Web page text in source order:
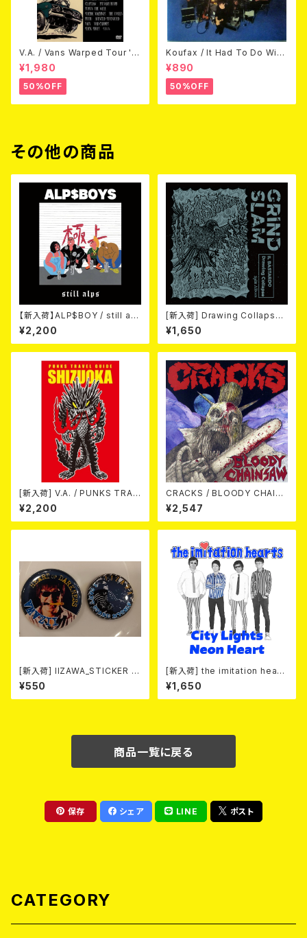
V.A. / Vans Warped Tour '0
3 (DVD)
¥1,980
50%OFF
Koufax / It Had To Do With
Love (CD)
¥890
50%OFF
その他の商品
【新入荷】ALP$BOY / still alp
s (CD)
¥2,200
[新入荷] Drawing Collaps
e//IL BASTARDO / GRIND S
LAM (CD)
¥1,650
[新入荷] V.A. / PUNKS TRAV
EL GUIDE SHIZUOKA (カセッ
ト)
¥2,200
CRACKS / BLOODY CHAIN
SAW (CD)
¥2,547
[新入荷] IIZAWA_STICKER +
BADGE SET
¥550
[新入荷] the imitation heart
s / City Lights Neon Heart
(7"EP)
¥1,650
商品一覧に戻る
保存 シェア LINE ポスト
CATEGORY